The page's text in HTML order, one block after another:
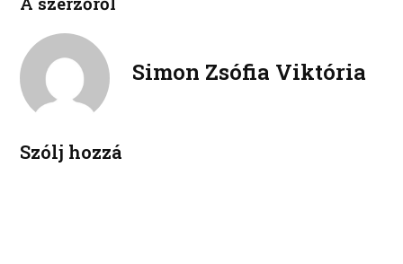
b
o
i
k
n
r
Simon Zsófia Viktória
Szólj hozzá